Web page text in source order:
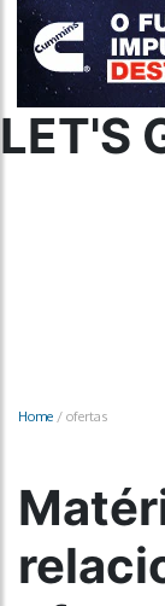
LET'S
Home / ofertas